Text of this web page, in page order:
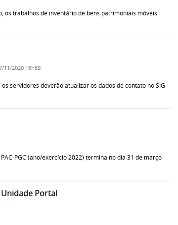
os trabalhos de inventário de bens patrimoniais móveis
11/2020 16h59
servidores deverão atualizar os dados de contato no SIG
PGC (ano/exercício 2022) termina no dia 31 de março
Portal